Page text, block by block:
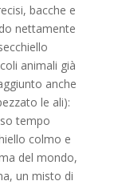
bacche e
nettamente
animali già
anche
le ali):
tempo
colmo e
del mondo,
un misto di